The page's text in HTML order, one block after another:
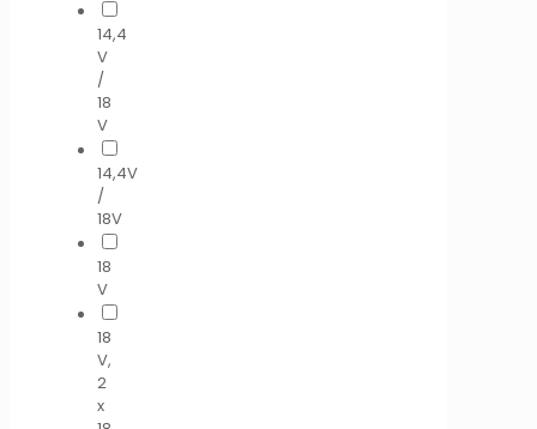
14,4
V
/
18
V
14,4V
/
18V
18
V
18
V,
2
x